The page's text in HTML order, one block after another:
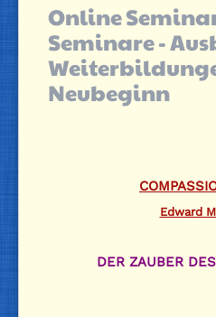
Online
Seminare -
Neubeginn
Edward
DER ZAUBER